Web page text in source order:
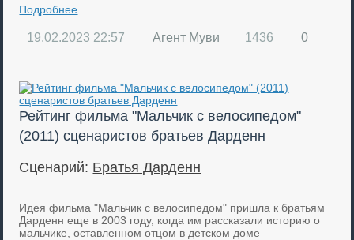
Подробнее
19.02.2023 22:57 Агент Муви 1436 0
Рейтинг фильма "Мальчик с велосипедом"
(2011) сценаристов братьев Дарденн
Сценарий: Братья Дарденн
Идея фильма "Мальчик с велосипедом" пришла к братьям
Дарденн еще в 2003 году, когда им рассказали историю о
мальчике, оставленном отцом в детском доме